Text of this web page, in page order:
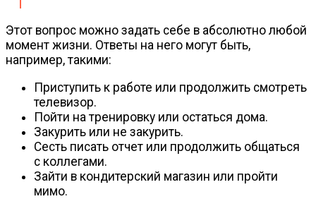
Этот вопрос можно задать себе в абсолютно любой
момент жизни. Ответы на него могут быть,
например, такими:
Приступить к работе или продолжить смотреть
телевизор.
Пойти на тренировку или остаться дома.
Закурить или не закурить.
Сесть писать отчет или продолжить общаться
с коллегами.
Зайти в кондитерский магазин или пройти
мимо.